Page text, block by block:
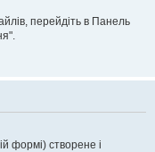
перейдіть в Панель
формі) створене і